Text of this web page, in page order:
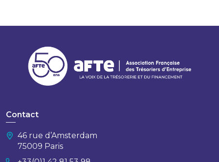
Contact
46 rue d’Amsterdam
75009 Paris